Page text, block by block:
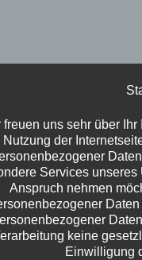
freuen uns sehr über
Nutzung der
Services
Anspruch nehmen
keine
Einwilligung